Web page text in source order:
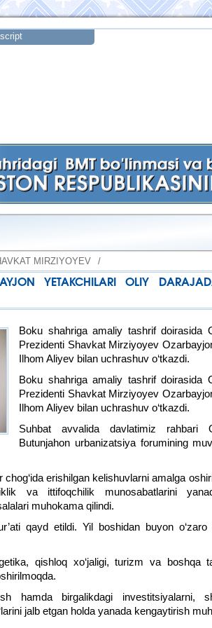
MIRZIYOYEV /
YETAKCHILARI OLIY
Boku shahriga amaliy tashrif doirasida
Prezidenti Shavkat Mirziyoyev
Ilhom Aliyev bilan uchrashuv o‘tkazdi.
Boku shahriga amaliy tashrif doirasida
Prezidenti Shavkat Mirziyoyev
Ilhom Aliyev bilan uchrashuv o‘tkazdi.
Suhbat avvalida davlatimiz rahbari
Butunjahon urbanizatsiya forumining
erishilgan kelishuvlarni amalga
va ittifoqchilik munosabatlarini
muhokama qilindi.
qayd etildi. Yil boshidan buyon
qishloq xo‘jaligi, turizm va boshqa
hamda birgalikdagi investitsiyalarni,
jalb etgan holda yanada kengaytirish